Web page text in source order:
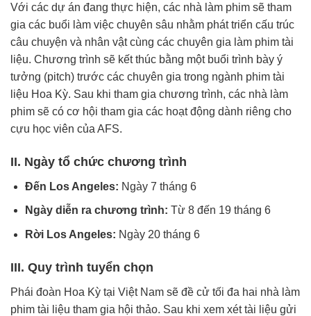
Với các dự án đang thực hiện, các nhà làm phim sẽ tham
gia các buổi làm việc chuyên sâu nhằm phát triển cấu trúc
câu chuyện và nhân vật cùng các chuyên gia làm phim tài
liệu. Chương trình sẽ kết thúc bằng một buổi trình bày ý
tưởng (pitch) trước các chuyên gia trong ngành phim tài
liệu Hoa Kỳ. Sau khi tham gia chương trình, các nhà làm
phim sẽ có cơ hội tham gia các hoạt động dành riêng cho
cựu học viên của AFS.
II. Ngày tổ chức chương trình
Đến Los Angeles: Ngày 7 tháng 6
Ngày diễn ra chương trình: Từ 8 đến 19 tháng 6
Rời Los Angeles: Ngày 20 tháng 6
III. Quy trình tuyển chọn
Phái đoàn Hoa Kỳ tại Việt Nam sẽ đề cử tối đa hai nhà làm
phim tài liệu tham gia hội thảo. Sau khi xem xét tài liệu gửi